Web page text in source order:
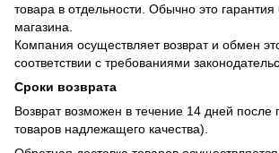
товара в отдельности. Обычно это
магазина.
Компания осуществляет возврат и обмен
соответствии с требованиями
Сроки возврата
Возврат возможен в течение 14 дней после
товаров надлежащего качества).